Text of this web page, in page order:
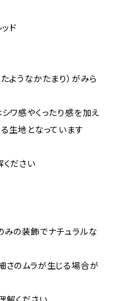
ド
ようなかたまり）がみら
ワ感やくったり感を加え
生地となっています
ださい
の装飾でナチュラルな
さのムラが生じる場合が